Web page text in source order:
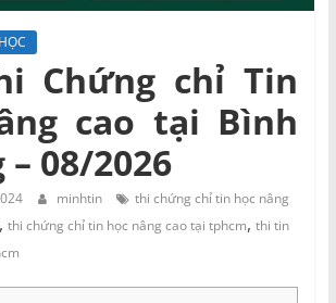
Chứng chỉ Tin
cao tại Bình
08/2026
minhtin
thi chứng chỉ tin học nâng
, thi chứng chỉ tin học nâng cao tại tphcm, thi tin